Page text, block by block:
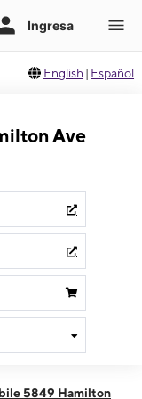
English | Español
Ave
5849 Hamilton